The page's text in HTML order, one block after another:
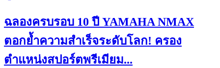
ฉลองครบรอบ 10 ปี YAMAHA NMAX
ตอกย้ำความสำเร็จระดับโลก! ครอง
ตำแหน่งสปอร์ตพรีเมียม...